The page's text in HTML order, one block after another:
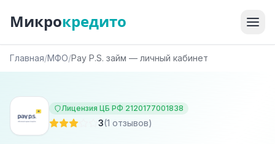
Микрокредито
Главная/МФО/Pay P.S. займ — личный кабинет
Лицензия ЦБ РФ 2120177001838
3(1 отзывов)